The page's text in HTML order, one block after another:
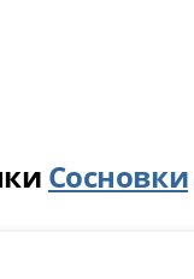
Сосновки